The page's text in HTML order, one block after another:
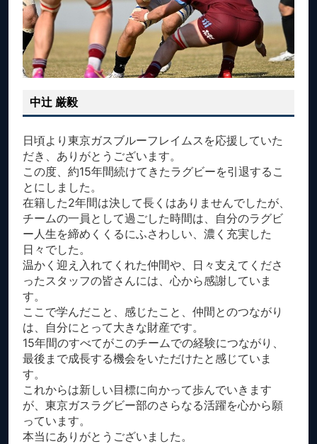
中辻 厳毅
日頃より東京ガスブルーフレイムスを応援していた
だき、ありがとうございます。
この度、約15年間続けてきたラグビーを引退するこ
とにしました。
在籍した2年間は決して長くはありませんでしたが、
チームの一員として過ごした時間は、自分のラグビ
ー人生を締めくくるにふさわしい、濃く充実した
日々でした。
温かく迎え入れてくれた仲間や、日々支えてくださ
ったスタッフの皆さんには、心から感謝していま
す。
ここで学んだこと、感じたこと、仲間とのつながり
は、自分にとって大きな財産です。
15年間のすべてがこのチームでの経験につながり、
最後まで成長する機会をいただけたと感じていま
す。
これからは新しい目標に向かって歩んでいきます
が、東京ガスラグビー部のさらなる活躍を心から願
っています。
本当にありがとうございました。